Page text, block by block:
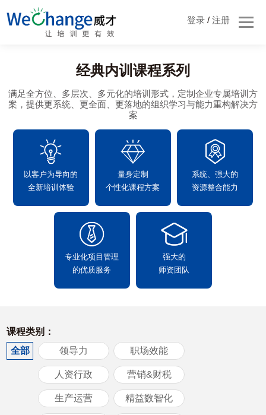
登录/ 注册
经典内训课程系列
满足全方位、多层次、多元化的培训形式，定制企业专属培训方
案，提供更系统、更全面、更落地的组织学习与能力重构解决方
案
以客户为导向的
全新培训体验
量身定制
个性化课程方案
系统、强大的
资源整合能力
专业化项目管理
的优质服务
强大的
师资团队
课程类别：
全部
领导力 职场效能
人资行政 营销&财税
生产运营 精益数智化